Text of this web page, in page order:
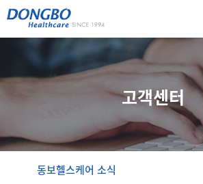
고객센터
동보헬스케어 소식